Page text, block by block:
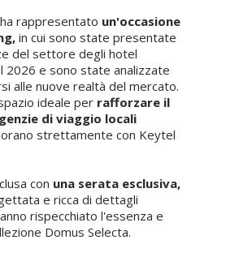
rappresentato un'occasione
in cui sono state presentate
del settore degli hotel
2026 e sono state analizzate
alle nuove realtà del mercato.
ideale per rafforzare il
di viaggio locali
strettamente con Keytel
con una serata esclusiva,
e ricca di dettagli
rispecchiato l'essenza e
Domus Selecta.